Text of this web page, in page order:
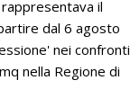
il
dal 6 agosto
nei confronti
nella Regione di